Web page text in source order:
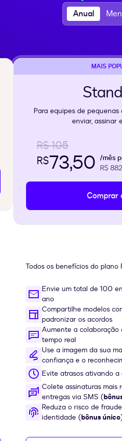
Anual
MAIS
Para equipes de
enviar, assinar
R$ 105
R$73,50 /mês
R$ 882
Comprar
Todos os benefícios do plano
Envie um total de 100
ano
Compartilhe modelos
padronizar os acordos
Aumente a colaboração
tempo real
Use a imagem da sua
confiança e o
Evite atrasos ativando
Colete assinaturas mais
entregas via SMS (
Reduza o risco de
identidade (bônus único